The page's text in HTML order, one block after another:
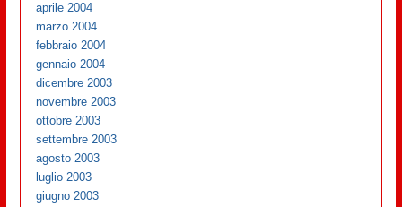
aprile 2004
marzo 2004
febbraio 2004
gennaio 2004
dicembre 2003
novembre 2003
ottobre 2003
settembre 2003
agosto 2003
luglio 2003
giugno 2003